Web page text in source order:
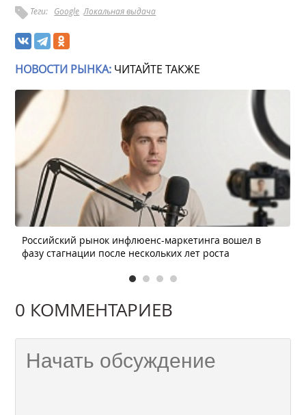
Теги: Google Локальная выдача
НОВОСТИ РЫНКА: ЧИТАЙТЕ ТАКЖЕ
Российский рынок инфлюенс-маркетинга вошел в
фазу стагнации после нескольких лет роста
0 КОММЕНТАРИЕВ